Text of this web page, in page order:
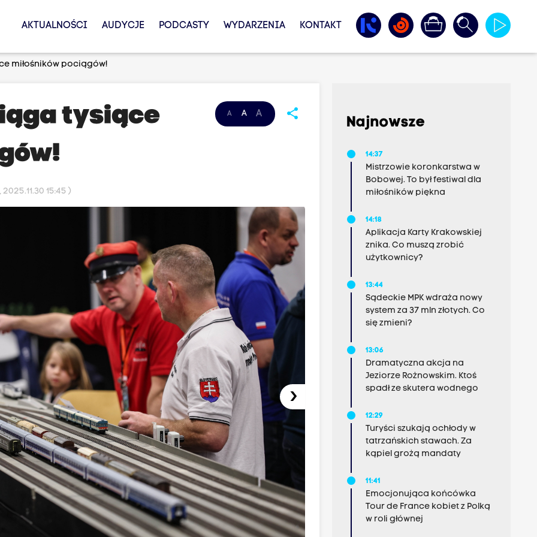
AKTUALNOŚCI AUDYCJE PODCASTY WYDARZENIA KONTAKT
miłośników pociągów!
A A A share
tysiące
15:45 )
›
Najnowsze
14:37
Mistrzowie koronkarstwa w
Bobowej. To był festiwal dla
miłośników piękna
14:18
Aplikacja Karty Krakowskiej
znika. Co muszą zrobić
użytkownicy?
13:44
Sądeckie MPK wdraża nowy
system za 37 mln złotych. Co
się zmieni?
13:06
Dramatyczna akcja na
Jeziorze Rożnowskim. Ktoś
spadł ze skutera wodnego
12:29
Turyści szukają ochłody w
tatrzańskich stawach. Za
kąpiel grożą mandaty
11:41
Emocjonująca końcówka
Tour de France kobiet z Polką
w roli głównej